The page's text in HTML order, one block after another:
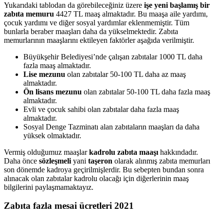
Yukarıdaki tablodan da görebileceğiniz üzere işe yeni başlamış bir
zabıta memuru 4427 TL maaş almaktadır. Bu maaşa aile yardımı,
çocuk yardımı ve diğer sosyal yardımlar eklenmemiştir. Tüm
bunlarla beraber maaşları daha da yükselmektedir. Zabıta
memurlarının maaşlarını ektileyen faktörler aşağıda verilmiştir.
Büyükşehir Belediyesi’nde çalışan zabıtalar 1000 TL daha
fazla maaş almaktadır.
Lise mezunu olan zabıtalar 50-100 TL daha az maaş
almaktadır.
Ön lisans mezunu olan zabıtalar 50-100 TL daha fazla maaş
almaktadır.
Evli ve çocuk sahibi olan zabıtalar daha fazla maaş
almaktadır.
Sosyal Denge Tazminatı alan zabıtaların maaşları da daha
yüksek olmaktadır.
Vermiş olduğumuz maaşlarkadrolu zabıta maaşı hakkındadır.
Daha önce sözleşmeli yani taşeron olarak alınmış zabıta memurları
son dönemde kadroya geçirilmişlerdir. Bu sebepten bundan sonra
alınacak olan zabıtalar kadrolu olacağı için diğerlerinin maaş
bilgilerini paylaşmamaktayız.
Zabıta fazla mesai ücretleri 2021